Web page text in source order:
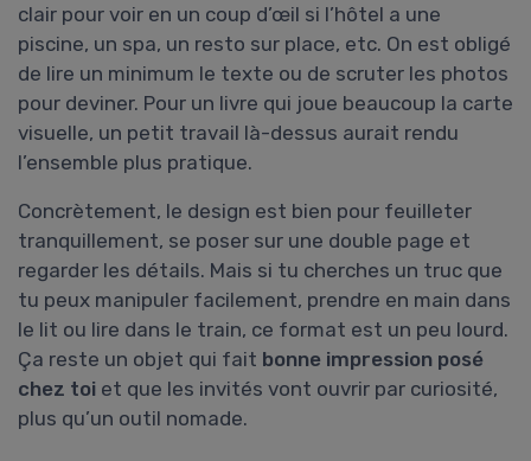
clair pour voir en un coup d’œil si l’hôtel a une
piscine, un spa, un resto sur place, etc. On est obligé
de lire un minimum le texte ou de scruter les photos
pour deviner. Pour un livre qui joue beaucoup la carte
visuelle, un petit travail là-dessus aurait rendu
l’ensemble plus pratique.
Concrètement, le design est bien pour feuilleter
tranquillement, se poser sur une double page et
regarder les détails. Mais si tu cherches un truc que
tu peux manipuler facilement, prendre en main dans
le lit ou lire dans le train, ce format est un peu lourd.
Ça reste un objet qui fait bonne impression posé
chez toi et que les invités vont ouvrir par curiosité,
plus qu’un outil nomade.